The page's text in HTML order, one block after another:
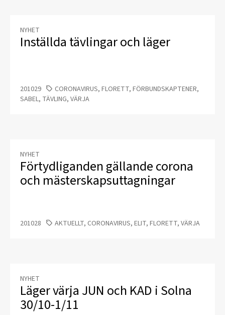
NYHET
Inställda tävlingar och läger
201029
CORONAVIRUS, FLORETT, FÖRBUNDSKAPTENER,
SABEL, TÄVLING, VÄRJA
NYHET
​Förtydliganden gällande corona
och mästerskapsuttagningar
201028 AKTUELLT, CORONAVIRUS, ELIT, FLORETT, VÄRJA
NYHET
Läger värja JUN och KAD i Solna
30/10-1/11